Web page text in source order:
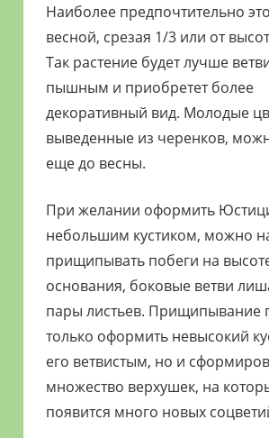
Наиболее предпочтительно
весной, срезая 1/3 или от
Так растение будет лучше
пышным и приобретет более
декоративный вид. Молодые
выведенные из черенков,
еще до весны.
При желании оформить
небольшим кустиком, можно
прищипывать побеги на
основания, боковые ветви
пары листьев. Прищипывание
только оформить невысокий
его ветвистым, но и
множество верхушек, на
появится много новых